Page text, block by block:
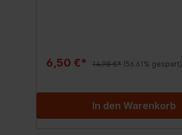
6,50 €* 14,98 €* (56.61% gespart)
In den Warenkorb